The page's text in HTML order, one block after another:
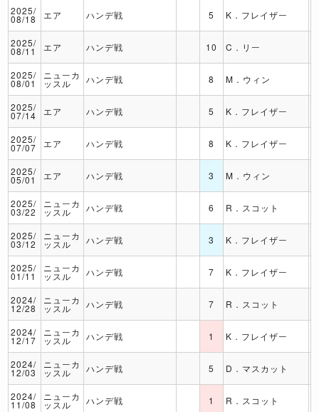
2025/
08/18 エア ハンデ戦 5 K．フレイザー
2025/
08/11 エア ハンデ戦 10 C．リー
2025/
08/01
ニューカ
ッスル ハンデ戦 8 M．ウィン
2025/
07/14 エア ハンデ戦 5 K．フレイザー
2025/
07/07 エア ハンデ戦 8 K．フレイザー
2025/
05/01 エア ハンデ戦 3 M．ウィン
2025/
03/22
ニューカ
ッスル ハンデ戦 6 R．スコット
2025/
03/12
ニューカ
ッスル ハンデ戦 3 K．フレイザー
2025/
01/11
ニューカ
ッスル ハンデ戦 7 K．フレイザー
2024/
12/28
ニューカ
ッスル ハンデ戦 7 R．スコット
2024/
12/17
ニューカ
ッスル ハンデ戦 1 K．フレイザー
2024/
12/03
ニューカ
ッスル ハンデ戦 5 D．マスカット
2024/
11/08
ニューカ
ッスル ハンデ戦 1 R．スコット